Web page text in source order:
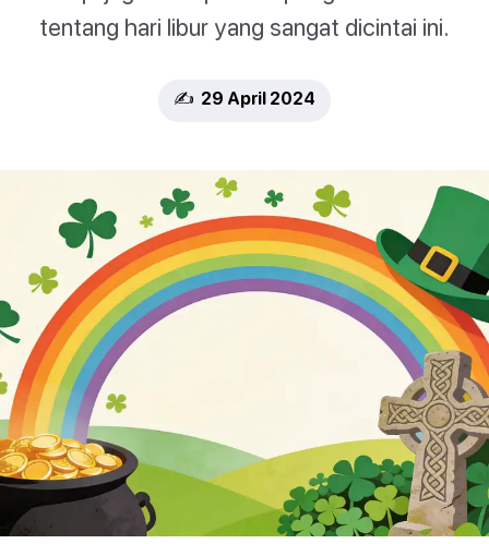
tentang hari libur yang sangat dicintai ini.
✍️ 29 April 2024